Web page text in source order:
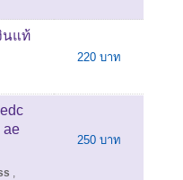
นแท้
220 บาท
ae
,
250 บาท